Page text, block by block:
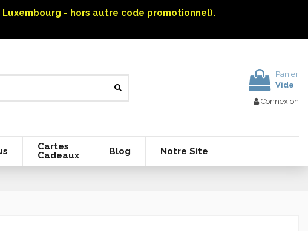
- hors autre code promotionnel).
Panier
Vide
Connexion
Cartes
Cadeaux
Blog Notre Site